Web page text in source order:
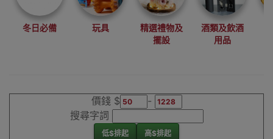
品，從用家的角
度為你帶來你的
最好選擇。
冬日必備 玩具
精選禮物及
擺設
酒類及飲酒
用品
價錢 $
-
搜尋字詞
低$排起 高$排起